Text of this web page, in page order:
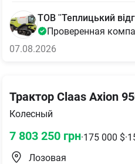
ТОВ "Теплицький
Проверенная
07.08.2026
Трактор Claas Axion
Колесный
7 803 250 грн·175 000 $·
Лозовая